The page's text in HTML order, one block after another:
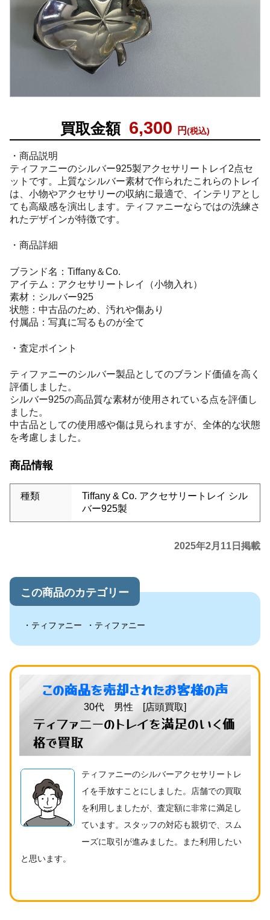
買取金額 6,300 円(税込)
・商品説明
ティファニーのシルバー925製アクセサリートレイ2点セ
ットです。上質なシルバー素材で作られたこれらのトレイ
は、小物やアクセサリーの収納に最適で、インテリアとし
ても高級感を演出します。ティファニーならではの洗練さ
れたデザインが特徴です。
・商品詳細
ブランド名：Tiffany＆Co.
アイテム：アクセサリートレイ（小物入れ）
素材：シルバー925
状態：中古品のため、汚れや傷あり
付属品：写真に写るものが全て
・査定ポイント
ティファニーのシルバー製品としてのブランド価値を高く
評価しました。
シルバー925の高品質な素材が使用されている点を評価し
ました。
中古品としての使用感や傷は見られますが、全体的な状態
を考慮しました。
商品情報
種類
Tiffany & Co. アクセサリートレイ シル
バー925製
2025年2月11日掲載
この商品のカテゴリー
ティファニー ティファニー
この商品を売却されたお客様の声
30代 男性 [店頭買取]
ティファニーのトレイを満足のいく価
格で買取
ティファニーのシルバーアクセサリートレ
イを手放すことにしました。店舗での買取
を利用しましたが、査定額に非常に満足し
ています。スタッフの対応も親切で、スム
ーズに取引が進みました。また利用したい
と思います。